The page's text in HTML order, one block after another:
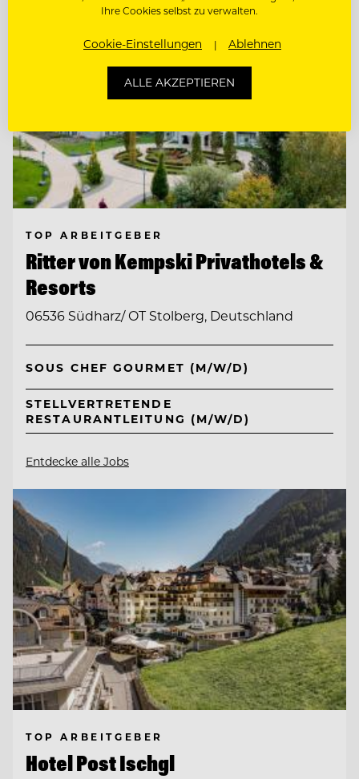
TOP ARBEITGEBER
Ritter von Kempski Privathotels &
Resorts
06536 Südharz/ OT Stolberg, Deutschland
SOUS CHEF GOURMET (M/W/D)
STELLVERTRETENDE
RESTAURANTLEITUNG (M/W/D)
Entdecke alle Jobs
TOP ARBEITGEBER
Hotel Post Ischgl
Ihre Cookies selbst zu verwalten.
Cookie-Einstellungen Ablehnen
ALLE AKZEPTIEREN